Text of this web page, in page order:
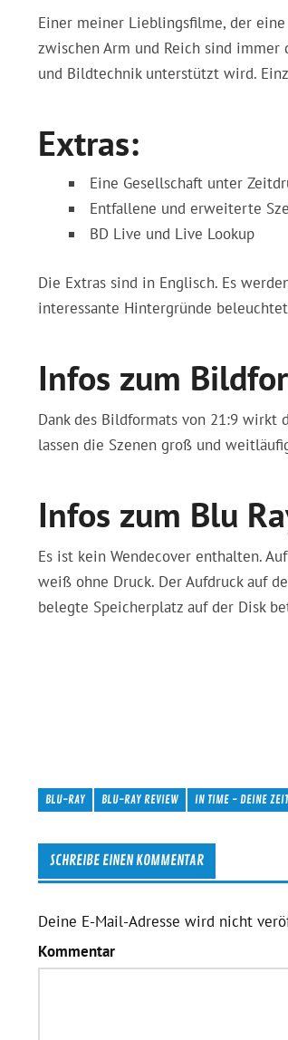
Einer meiner Lieblingsfilme, der
zwischen Arm und Reich sind immer
und Bildtechnik unterstützt wird.
Extras:
Eine Gesellschaft unter
Entfallene und erweiterte
BD Live und Live Lookup
Die Extras sind in Englisch. Es
interessante Hintergründe
Infos zum
Dank des Bildformats von 21:9 wirkt
lassen die Szenen groß und
Infos zum Blu
Es ist kein Wendecover enthalten.
weiß ohne Druck. Der Aufdruck auf
belegte Speicherplatz auf der Disk
BLU-RAY BLU-RAY REVIEW IN TIME - DEINE
SCHREIBE EINEN KOMMENTAR
Deine E-Mail-Adresse wird nicht
Kommentar